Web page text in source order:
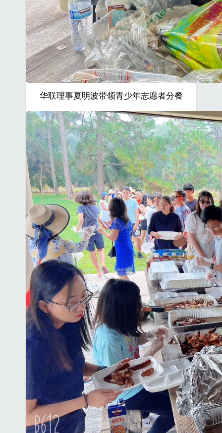
华联理事夏明波带领青少年志愿者分餐